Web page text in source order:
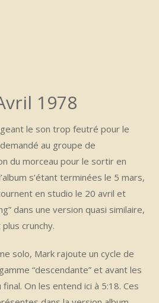
1978
le son trop feutré pour le
au groupe de
du morceau pour le sortir en
s’étant terminées le 5 mars,
en studio le 20 avril et
dans une version quasi similaire,
crunchy.
solo, Mark rajoute un cycle de
“descendante” et avant les
On les entend ici à 5:18. Ces